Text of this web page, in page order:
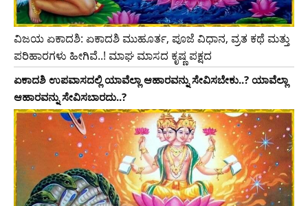
ವಿಜಯ ಏಕಾದಶಿ: ಏಕಾದಶಿ ಮುಹೂರ್ತ, ಪೂಜೆ ವಿಧಾನ, ವ್ರತ ಕಥೆ ಮತ್ತು
ಪರಿಹಾರಗಳು ಹೀಗಿವೆ..! ಮಾಘ ಮಾಸದ ಕೃಷ್ಣ ಪಕ್ಷದ
ಏಕಾದಶಿ ಉಪವಾಸದಲ್ಲಿ ಯಾವೆಲ್ಲಾ ಆಹಾರವನ್ನು ಸೇವಿಸಬೇಕು..? ಯಾವೆಲ್ಲಾ
ಆಹಾರವನ್ನು ಸೇವಿಸಬಾರದು..?